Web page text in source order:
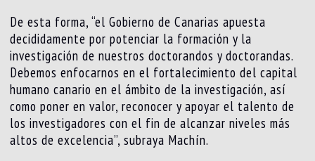
De esta forma, “el Gobierno de Canarias apuesta
decididamente por potenciar la formación y la
investigación de nuestros doctorandos y doctorandas.
Debemos enfocarnos en el fortalecimiento del capital
humano canario en el ámbito de la investigación, así
como poner en valor, reconocer y apoyar el talento de
los investigadores con el fin de alcanzar niveles más
altos de excelencia”, subraya Machín.